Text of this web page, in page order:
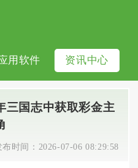
用软件 资讯中心
三国志中获取彩金主
布时间： 2026-07-06 08:29:58